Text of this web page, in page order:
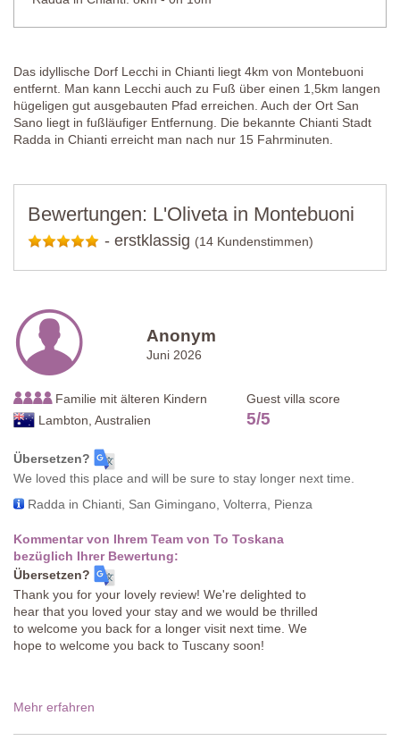
Das idyllische Dorf Lecchi in Chianti liegt 4km von Montebuoni
entfernt. Man kann Lecchi auch zu Fuß über einen 1,5km langen
hügeligen gut ausgebauten Pfad erreichen. Auch der Ort San
Sano liegt in fußläufiger Entfernung. Die bekannte Chianti Stadt
Radda in Chianti erreicht man nach nur 15 Fahrminuten.
Bewertungen: L'Oliveta in Montebuoni
- erstklassig (14 Kundenstimmen)
Anonym
Juni 2026
Familie mit älteren Kindern
Lambton, Australien
Guest villa score
5/5
Übersetzen?
We loved this place and will be sure to stay longer next time.
Radda in Chianti, San Gimingano, Volterra, Pienza
Kommentar von Ihrem Team von To Toskana
bezüglich Ihrer Bewertung:
Übersetzen?
Thank you for your lovely review! We're delighted to
hear that you loved your stay and we would be thrilled
to welcome you back for a longer visit next time. We
hope to welcome you back to Tuscany soon!
Mehr erfahren